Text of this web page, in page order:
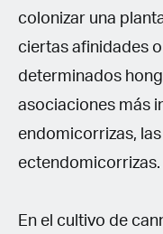
colonizar una
ciertas afinidades
determinados
asociaciones más
endomicorrizas,
ectendomicorrizas.
En el cultivo de